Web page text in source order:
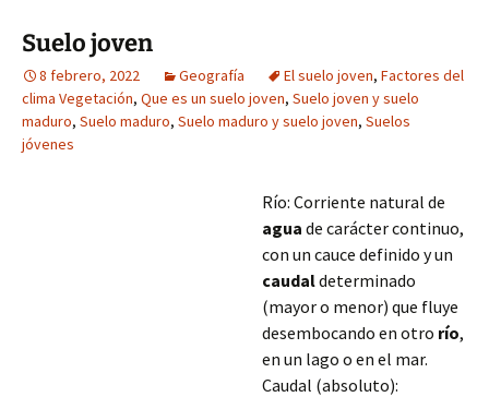
Suelo joven
8 febrero, 2022 Geografía El suelo joven, Factores del
clima Vegetación, Que es un suelo joven, Suelo joven y suelo
maduro, Suelo maduro, Suelo maduro y suelo joven, Suelos
jóvenes
Río: Corriente natural de
agua de carácter continuo,
con un cauce definido y un
caudaldeterminado
(mayor o menor) que fluye
desembocando en otro río,
en un lago o en el mar.
Caudal (absoluto):